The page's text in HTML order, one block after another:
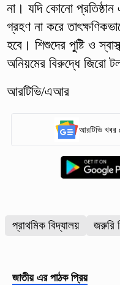
না। যদি কোনো
গ্রহণ না করে
হবে। শিশুদের পুষ্টি ও
অনিয়মের বিরুদ্ধে জিরো
আরটিভি/এআর
আরটিভি খবর
প্রাথমিক বিদ্যালয় জরুরি
জাতীয় এর পাঠক প্রিয়